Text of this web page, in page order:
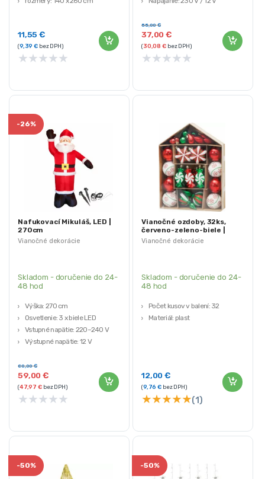
11,55€
(9,39€ bez DPH)
★★★★★
Dĺžka kábla: 180 cm
37,00€
55,00€
(30,08€bez DPH)
★★★★★
Vianočné dekorácie
-26%
Nafukovací Mikuláš, LED |
270cm
Skladom - doručenie do 24-
48 hod
Výška: 270 cm
Osvetlenie: 3 x biele LED
Vstupné napätie: 220–240 V
Výstupné napätie: 12 V
59,00€
80,00€
(47,97€bez DPH)
★★★★★
Vianočné dekorácie
Vianočné ozdoby, 32ks,
červeno-zeleno-biele |
MagicHome
Skladom - doručenie do 24-
48 hod
Počet kusov v balení: 32
Materiál: plast
12,00€
(9,76€ bez DPH)
★★★★★(1)
-50% -50%